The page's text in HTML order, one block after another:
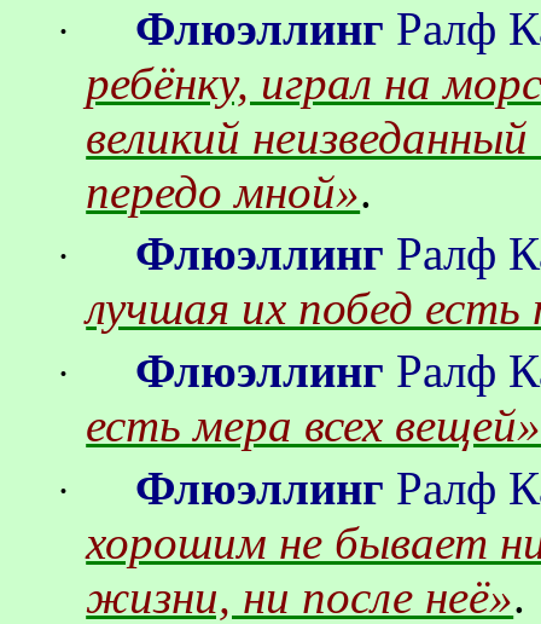
· Флюэллинг Ралф
ребёнку, играл на
великий
передо мной».
· Флюэллинг Ралф
лучшая их побед есть
· Флюэллинг Ралф
есть мера всех вещей»
· Флюэллинг Ралф
хорошим не бывает
жизни, ни после неё».